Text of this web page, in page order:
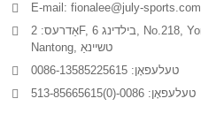
E-mail: fionalee@july-sports.com
אַדרעס: 2F, בילדינג 6, No.218, Yongxing Road, Yongxing סטריט,
Nantong, טשיינאַ
טעלעפאָן: 0086-13585225615
טעלעפאָן: 0086-(0)513-85665615